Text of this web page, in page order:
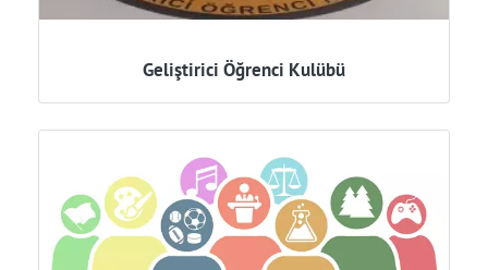
Geliştirici Öğrenci Kulübü